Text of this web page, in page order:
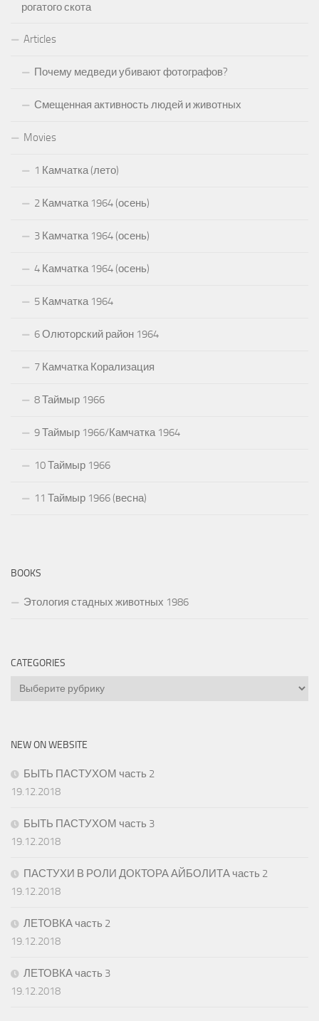
рогатого скота
Articles
Почему медведи убивают фотографов?
Смещенная активность людей и животных
Movies
1 Камчатка (лето)
2 Камчатка 1964 (осень)
3 Камчатка 1964 (осень)
4 Камчатка 1964 (осень)
5 Камчатка 1964
6 Олюторский район 1964
7 Камчатка Корализация
8 Таймыр 1966
9 Таймыр 1966/Камчатка 1964
10 Таймыр 1966
11 Таймыр 1966 (весна)
BOOKS
Этология стадных животных 1986
CATEGORIES
Categories
NEW ON WEBSITE
БЫТЬ ПАСТУХОМ часть 2
19.12.2018
БЫТЬ ПАСТУХОМ часть 3
19.12.2018
ПАСТУХИ В РОЛИ ДОКТОРА АЙБОЛИТА часть 2
19.12.2018
ЛЕТОВКА часть 2
19.12.2018
ЛЕТОВКА часть 3
19.12.2018